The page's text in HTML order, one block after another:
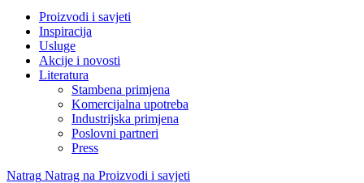
Proizvodi i savjeti
Inspiracija
Usluge
Akcije i novosti
Literatura
Stambena primjena
Komercijalna upotreba
Industrijska primjena
Poslovni partneri
Press
Natrag Natrag na Proizvodi i savjeti